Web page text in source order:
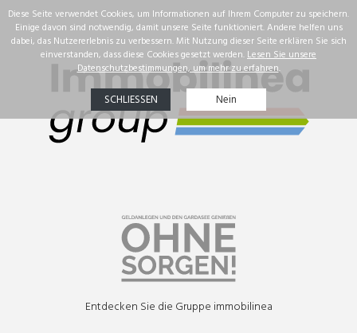
Immobilien
Unsere Erfolge
Immobiliensuche
☰
Entdecken Sie die Gruppe immobilinea